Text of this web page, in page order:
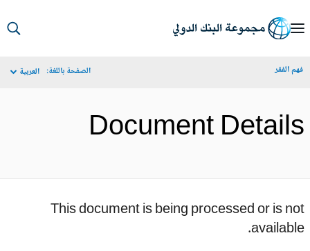
الفقر الصفحة باللغة: العربية
Document
This document is being processed or is